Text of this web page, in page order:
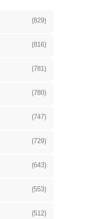
(829)
(816)
(781)
(780)
(747)
(729)
(643)
(553)
(512)